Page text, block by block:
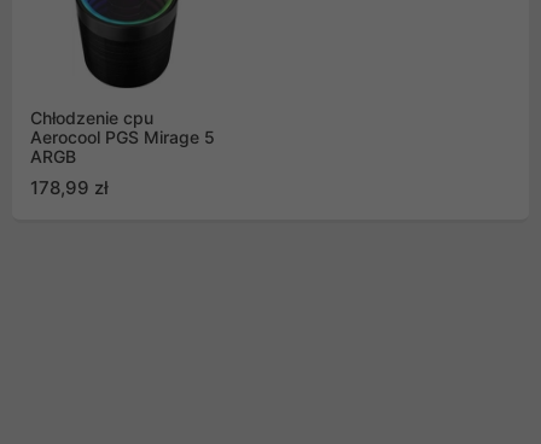
Chłodzenie cpu
Aerocool PGS Mirage 5
ARGB
178,99 zł